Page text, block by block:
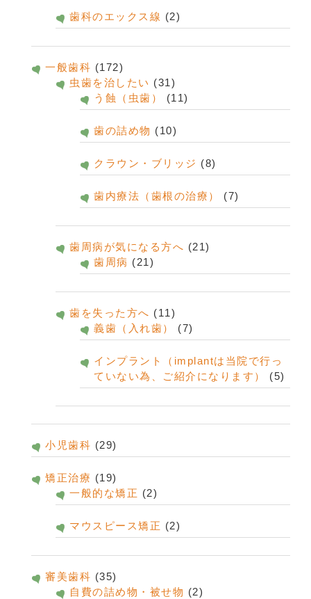
歯科のエックス線 (2)
一般歯科 (172)
虫歯を治したい (31)
う蝕（虫歯）
(11)
歯の詰め物 (10)
クラウン・ブリッジ (8)
歯内療法（歯根の治療） (7)
歯周病が気になる方へ (21)
歯周病 (21)
歯を失った方へ (11)
義歯（入れ歯）
(7)
インプラント（implantは当院で行っ
ていない為、ご紹介になります）
(5)
小児歯科 (29)
矯正治療 (19)
一般的な矯正 (2)
マウスピース矯正 (2)
審美歯科 (35)
自費の詰め物・被せ物 (2)